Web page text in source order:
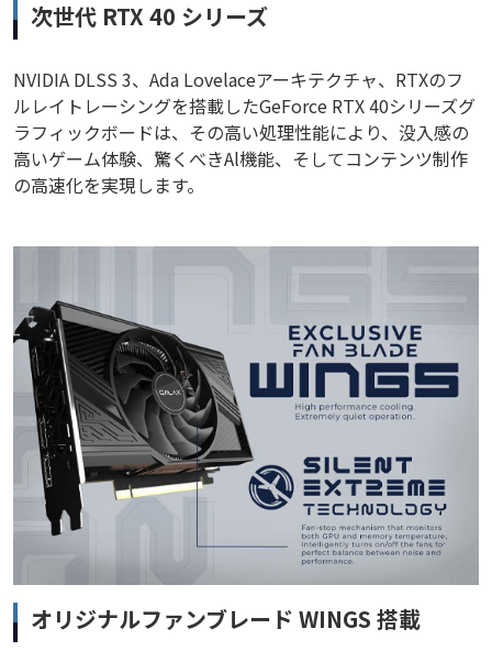
次世代 RTX 40 シリーズ
NVIDIA DLSS 3、Ada Lovelaceアーキテクチャ、RTXのフ
ルレイトレーシングを搭載したGeForce RTX 40シリーズグ
ラフィックボードは、その高い処理性能により、没入感の
高いゲーム体験、驚くべきAl機能、そしてコンテンツ制作
の高速化を実現します。
オリジナルファンブレード WINGS 搭載